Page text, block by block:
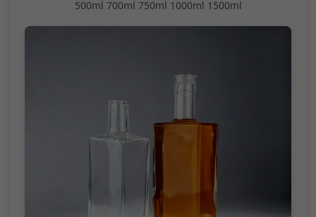
500ml 700ml 750ml 1000ml 1500ml